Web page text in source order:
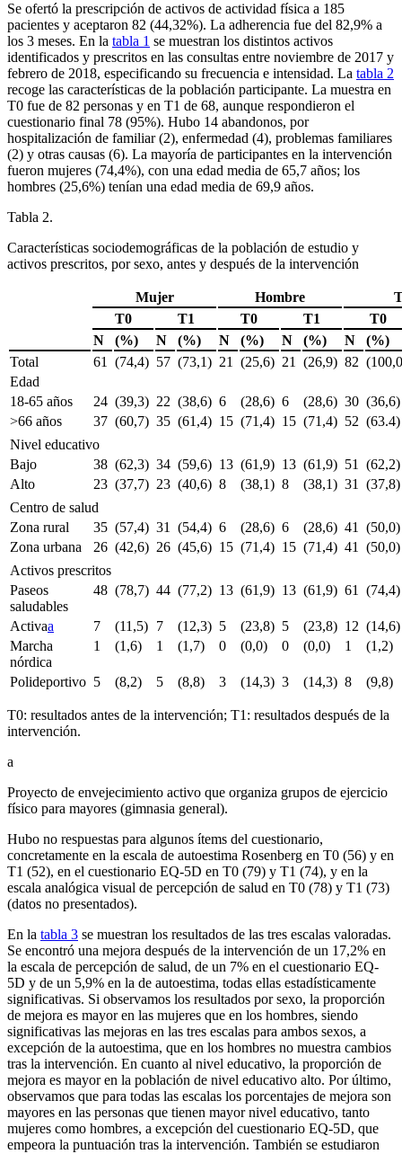
Se ofertó la prescripción de activos de actividad física a 185
pacientes y aceptaron 82 (44,32%). La adherencia fue del 82,9% a
los 3 meses. En la tabla 1 se muestran los distintos activos
identificados y prescritos en las consultas entre noviembre de 2017 y
febrero de 2018, especificando su frecuencia e intensidad. La tabla 2
recoge las características de la población participante. La muestra en
T0 fue de 82 personas y en T1 de 68, aunque respondieron el
cuestionario final 78 (95%). Hubo 14 abandonos, por
hospitalización de familiar (2), enfermedad (4), problemas familiares
(2) y otras causas (6). La mayoría de participantes en la intervención
fueron mujeres (74,4%), con una edad media de 65,7 años; los
hombres (25,6%) tenían una edad media de 69,9 años.
Tabla 2.
Características sociodemográficas de la población de estudio y
activos prescritos, por sexo, antes y después de la intervención
Mujer Hombre
T0
T1 T0 T1
T0
N
(%) N (%) N (%) N (%) N
(%)
Total
61 (74,4) 57 (73,1) 21 (25,6) 21 (26,9) 82
Edad
18-65 años
24 (39,3) 22 (38,6) 6 (28,6) 6 (28,6) 30
>66 años
37 (60,7) 35 (61,4) 15 (71,4) 15 (71,4) 52
Nivel educativo
Bajo
38 (62,3) 34 (59,6) 13 (61,9) 13 (61,9) 51
Alto
23 (37,7) 23 (40,6) 8 (38,1) 8 (38,1) 31
Centro de salud
Zona rural
35 (57,4) 31 (54,4) 6 (28,6) 6 (28,6) 41
Zona urbana
26 (42,6) 26 (45,6) 15 (71,4) 15 (71,4) 41
Activos prescritos
Paseos
saludables
48 (78,7) 44 (77,2) 13 (61,9) 13 (61,9) 61
Activaa 7 (11,5) 7 (12,3) 5 (23,8) 5 (23,8) 12
Marcha
nórdica
1 (1,6) 1 (1,7) 0 (0,0) 0 (0,0) 1 (1,2)
Polideportivo 5 (8,2) 5 (8,8) 3 (14,3) 3 (14,3) 8 (9,8)
T0: resultados antes de la intervención; T1: resultados después de la
intervención.
a
Proyecto de envejecimiento activo que organiza grupos de ejercicio
físico para mayores (gimnasia general).
Hubo no respuestas para algunos ítems del cuestionario,
concretamente en la escala de autoestima Rosenberg en T0 (56) y en
T1 (52), en el cuestionario EQ-5D en T0 (79) y T1 (74), y en la
escala analógica visual de percepción de salud en T0 (78) y T1 (73)
(datos no presentados).
En la tabla 3 se muestran los resultados de las tres escalas valoradas.
Se encontró una mejora después de la intervención de un 17,2% en
la escala de percepción de salud, de un 7% en el cuestionario EQ-
5D y de un 5,9% en la de autoestima, todas ellas estadísticamente
significativas. Si observamos los resultados por sexo, la proporción
de mejora es mayor en las mujeres que en los hombres, siendo
significativas las mejoras en las tres escalas para ambos sexos, a
excepción de la autoestima, que en los hombres no muestra cambios
tras la intervención. En cuanto al nivel educativo, la proporción de
mejora es mayor en la población de nivel educativo alto. Por último,
observamos que para todas las escalas los porcentajes de mejora son
mayores en las personas que tienen mayor nivel educativo, tanto
mujeres como hombres, a excepción del cuestionario EQ-5D, que
empeora la puntuación tras la intervención. También se estudiaron